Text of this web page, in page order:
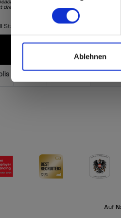
Ablehnen
drehen
Star Favorit - Compact - HPL bitte
S = Special
I = Individual
Dekor
Preisgruppe
StarFavorit
Standard
Auf